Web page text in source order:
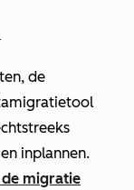
de
inplannen.
migratie